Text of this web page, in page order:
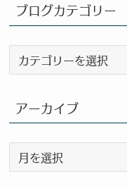
ブログカテゴリー
ロ
カ
テ
ゴ
リ
ー
アーカイブ
ー